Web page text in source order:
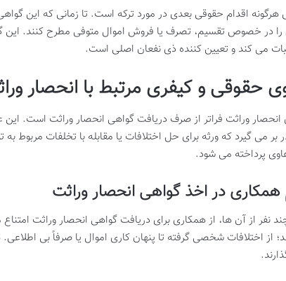
اقدام حقوقی بعدی در مورد ترکه است. تا زمانی که این
را در خصوص تقسیم، تصرف یا فروش اموال متوفی مطرح کنند. این
می کند و تعیین کننده ذی نفعان اصلی است.
حقوقی و کیفری مرتبط با انحصار
وراثت فراتر از صرف دریافت گواهی انحصار وراثت است.
می گیرد که ورثه برای حل اختلافات یا مقابله با تخلفات مربوط
پرداخته می شود.
در اخذ گواهی انحصار وراثت
نفر از آن ها، از همکاری برای دریافت گواهی انحصار وراثت امتناع
از اختلافات شخصی گرفته تا پنهان کاری اموال یا صرفاً بی